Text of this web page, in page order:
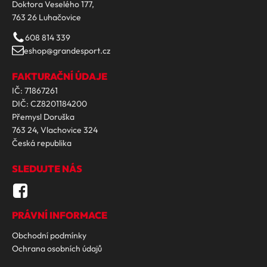
Doktora Veselého 177,
763 26 Luhačovice
608 814 339
eshop@grandesport.cz
FAKTURAČNÍ ÚDAJE
IČ: 71867261
DIČ: CZ8201184200
Přemysl Doruška
763 24, Vlachovice 324
Česká republika
SLEDUJTE NÁS
PRÁVNÍ INFORMACE
Obchodní podmínky
Ochrana osobních údajů